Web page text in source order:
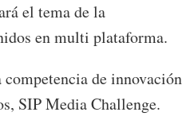
el tema de la
en multi plataforma.
de innovación
SIP Media Challenge.